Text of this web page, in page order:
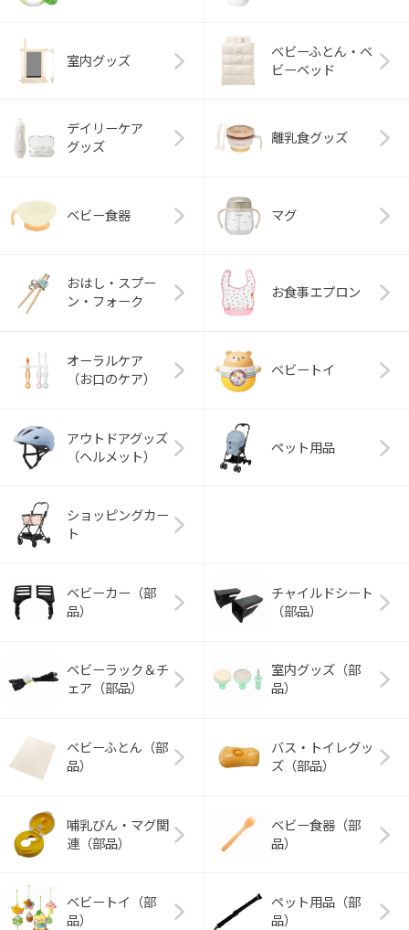
室内グッズ
ベビーふとん・ベ
ビーベッド
デイリーケア
グッズ
離乳食グッズ
ベビー食器 マグ
おはし・スプー
ン・フォーク
お食事エプロン
オーラルケア
（お口のケア）
ベビートイ
アウトドアグッズ
（ヘルメット）
ペット用品
ショッピングカー
ト
ベビーカー（部
品）
チャイルドシート
（部品）
ベビーラック＆チ
ェア（部品）
室内グッズ（部
品）
ベビーふとん（部
品）
バス・トイレグッ
ズ（部品）
哺乳びん・マグ関
連（部品）
ベビー食器（部
品）
ベビートイ（部
品）
ペット用品（部
品）